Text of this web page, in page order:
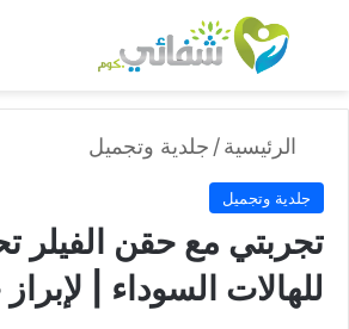
بحث عن
الرئيسية/ جلدية وتجميل
جلدية وتجميل
تجربتي مع حقن الفيلر
للهالات السوداء |